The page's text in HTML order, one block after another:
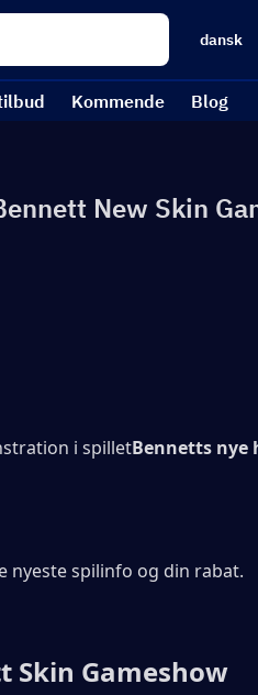
dansk
Kommende Blog
New Skin
i spilletBennetts nye
nyeste spilinfo og din rabat.
Skin Gameshow